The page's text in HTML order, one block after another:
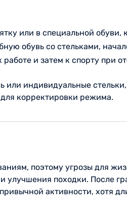
или в специальной обуви,
обувь со стельками,
и затем к спорту при
индивидуальные
корректировки режима.
поэтому угрозы для
улучшения походки. После
активности, хотя